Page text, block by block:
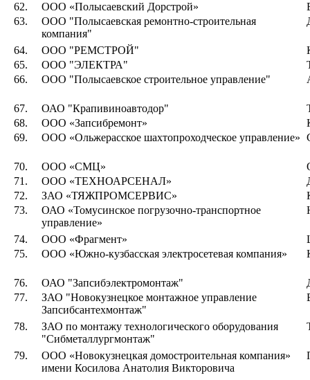
62.
ООО «Полысаевский Дорстрой»
63.
ООО "Полысаевская ремонтно-строительная
компания"
64. ООО "РЕМСТРОЙ"
65.
ООО "ЭЛЕКТРА"
66.
ООО "Полысаевское строительное управление"
67. ОАО "Крапивиноавтодор"
68.
ООО «Запсибремонт»
69.
ООО «Ольжерасское шахтопроходческое управление»
70. ООО «СМЦ»
71.
ООО «ТЕХНОАРСЕНАЛ»
72.
ЗАО «ТЯЖПРОМСЕРВИС»
73.
ОАО «Томусинское погрузочно-транспортное
управление»
74. ООО «Фрагмент»
75.
ООО «Южно-кузбасская электросетевая компания»
76. ОАО "Запсибэлектромонтаж"
77.
ЗАО "Новокузнецкое монтажное управление
Запсибсантехмонтаж"
78.
ЗАО по монтажу технологического оборудования
"Сибметаллургмонтаж"
79.
ООО «Новокузнецкая домостроительная компания»
имени Косилова Анатолия Викторовича